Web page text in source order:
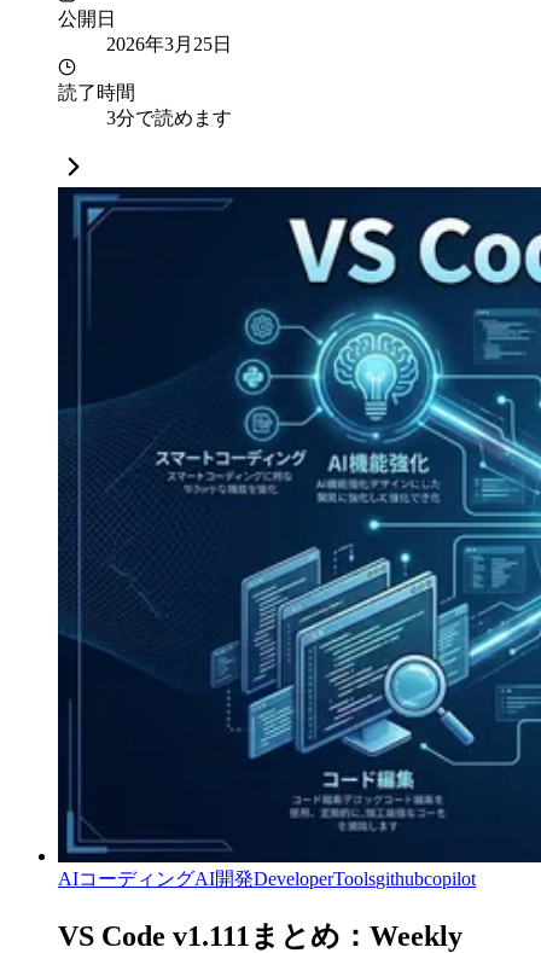
公開日
2026年3月25日
読了時間
3分で読めます
AIコーディングAI開発DeveloperToolsgithubcopilot
VS Code v1.111まとめ：Weekly